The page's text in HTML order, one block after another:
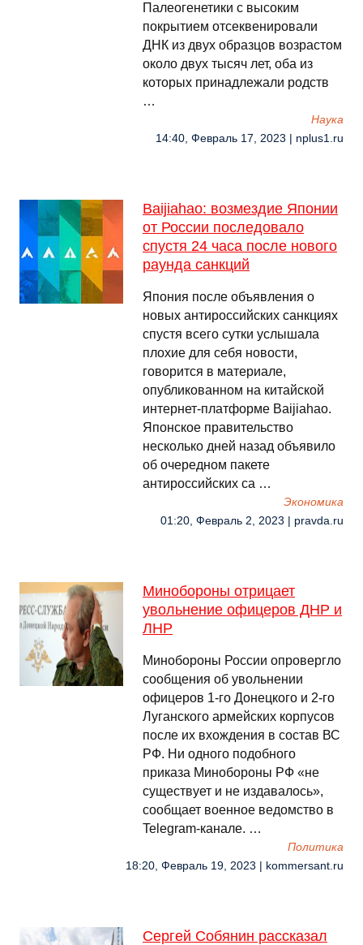
Палеогенетики с высоким
покрытием отсеквенировали
ДНК из двух образцов возрастом
около двух тысяч лет, оба из
которых принадлежали родств
…
Наука
14:40, Февраль 17, 2023 | nplus1.ru
Baijiahao: возмездие Японии
от России последовало
спустя 24 часа после нового
раунда санкций
Япония после объявления о
новых антироссийских санкциях
спустя всего сутки услышала
плохие для себя новости,
говорится в материале,
опубликованном на китайской
интернет-платформе Baijiahao.
Японское правительство
несколько дней назад объявило
об очередном пакете
антироссийских са …
Экономика
01:20, Февраль 2, 2023 | pravda.ru
Минобороны отрицает
увольнение офицеров ДНР и
ЛНР
Минобороны России опровергло
сообщения об увольнении
офицеров 1-го Донецкого и 2-го
Луганского армейских корпусов
после их вхождения в состав ВС
РФ. Ни одного подобного
приказа Минобороны РФ «не
существует и не издавалось»,
сообщает военное ведомство в
Telegram-канале. …
Политика
18:20, Февраль 19, 2023 | kommersant.ru
Сергей Собянин рассказал